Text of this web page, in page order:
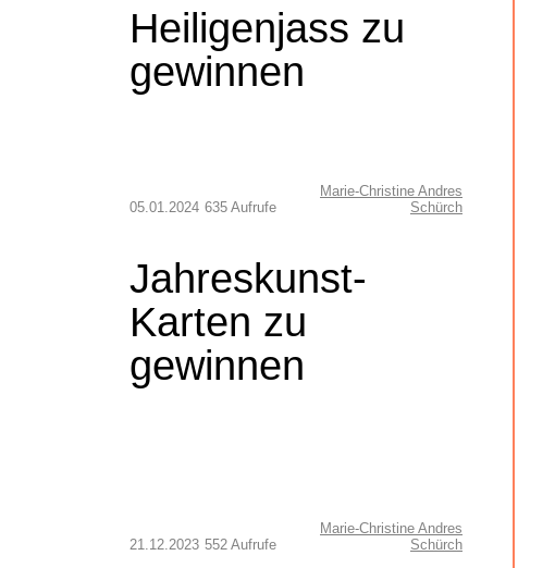
Heiligenjass zu
gewinnen
05.01.2024 635 Aufrufe
Marie-Christine Andres
Schürch
Jahreskunst-
Karten zu
gewinnen
21.12.2023 552 Aufrufe
Marie-Christine Andres
Schürch